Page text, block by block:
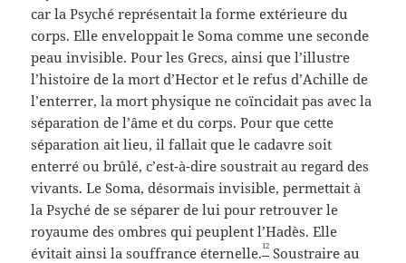
car la Psyché représentait la forme extérieure du
corps. Elle enveloppait le Soma comme une seconde
peau invisible. Pour les Grecs, ainsi que l’illustre
l’histoire de la mort d’Hector et le refus d’Achille de
l’enterrer, la mort physique ne coïncidait pas avec la
séparation de l’âme et du corps. Pour que cette
séparation ait lieu, il fallait que le cadavre soit
enterré ou brûlé, c’est-à-dire soustrait au regard des
vivants. Le Soma, désormais invisible, permettait à
la Psyché de se séparer de lui pour retrouver le
royaume des ombres qui peuplent l’Hadès. Elle
évitait ainsi la souffrance éternelle.12 Soustraire au